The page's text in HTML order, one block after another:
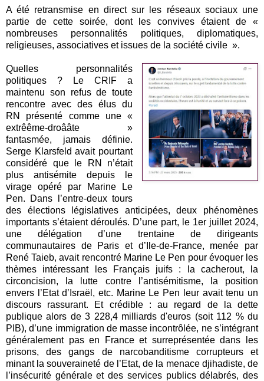
A été retransmise en direct sur les réseaux sociaux une
partie de cette soirée, dont les convives étaient de «
nombreuses personnalités politiques, diplomatiques,
religieuses, associatives et issues de la société civile ».
Quelles personnalités
politiques ? Le CRIF a
maintenu son refus de toute
rencontre avec des élus du
RN présenté comme une «
extrêême-droââte »
fantasmée, jamais définie.
Serge Klarsfeld avait pourtant
considéré que le RN n’était
plus antisémite depuis le
virage opéré par Marine Le
Pen. Dans l’entre-deux tours
des élections législatives anticipées, deux phénomènes
importants s’étaient déroulés. D’une part, le 1er juillet 2024,
une délégation d’une trentaine de dirigeants
communautaires de Paris et d’Ile-de-France, menée par
René Taieb, avait rencontré Marine Le Pen pour évoquer les
thèmes intéressant les Français juifs : la cacherout, la
circoncision, la lutte contre l’antisémitisme, la position
envers l’Etat d’Israël, etc. Marine Le Pen leur avait tenu un
discours rassurant. Et crédible : au regard de la dette
publique alors de 3 228,4 milliards d'euros (soit 112 % du
PIB), d’une immigration de masse incontrôlée, ne s’intégrant
généralement pas en France et surreprésentée dans les
prisons, des gangs de narcobanditisme corrupteurs et
minant la souveraineté de l’Etat, de la menace djihadiste, de
l’insécurité générale et des services publics délabrés, des